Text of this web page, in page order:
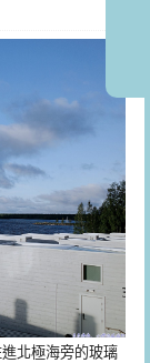
北極海旁的玻璃